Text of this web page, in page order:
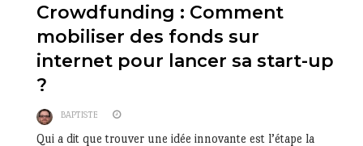
Crowdfunding : Comment
mobiliser des fonds sur
internet pour lancer sa start-up
?
BAPTISTE
Qui a dit que trouver une idée innovante est l’étape la